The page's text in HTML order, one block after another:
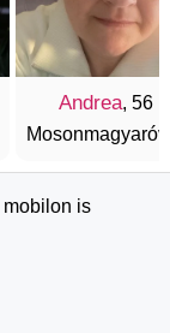
Andrea, 56
mobilon is